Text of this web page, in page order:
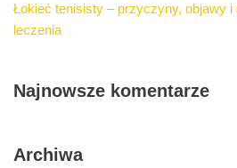
Łokieć tenisisty – przyczyny, objawy
leczenia
Najnowsze komentarze
Archiwa